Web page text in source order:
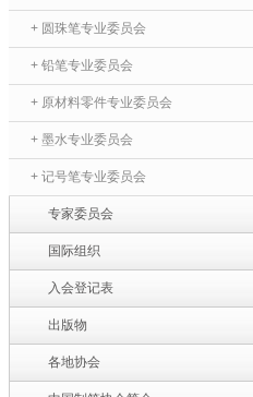
+ 圆珠笔专业委员会
+ 铅笔专业委员会
+ 原材料零件专业委员会
+ 墨水专业委员会
+ 记号笔专业委员会
专家委员会
国际组织
入会登记表
出版物
各地协会